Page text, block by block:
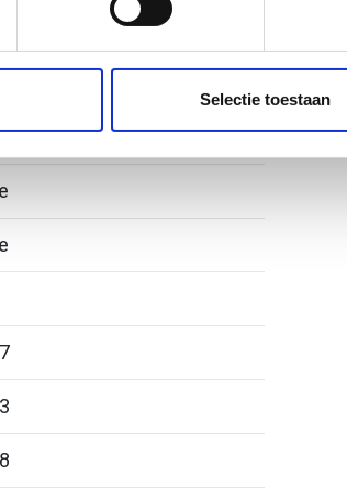
Ook delen we informatie over uw
Deze partners kunnen deze gegevens
Selectie toestaan